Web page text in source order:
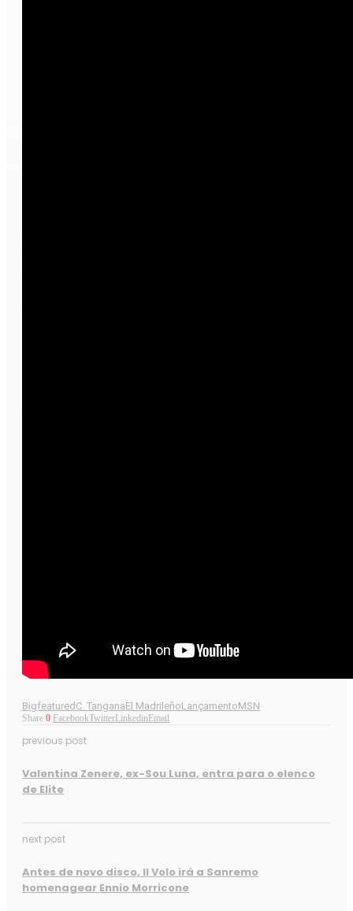
Bigfeatured C. TanganaEl MadrileñoLançamentoMSN
Share 0 FacebookTwitter Linkedin Email
previous post
Valentina Zenere, ex-Sou Luna, entra para o elenco
de Elite
next post
Antes de novo disco, Il Volo irá a Sanremo
homenagear Ennio Morricone